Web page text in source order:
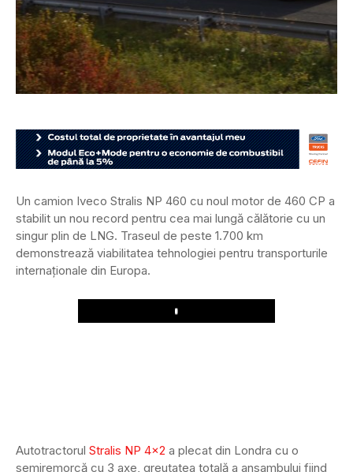
Un camion Iveco Stralis NP 460 cu noul motor de 460 CP a
stabilit un nou record pentru cea mai lungă călătorie cu un
singur plin de LNG. Traseul de peste 1.700 km
demonstrează viabilitatea tehnologiei pentru transporturile
internaționale din Europa.
Play
Autotractorul Stralis NP 4×2 a plecat din Londra cu o
semiremorcă cu 3 axe, greutatea totală a ansambului fiind